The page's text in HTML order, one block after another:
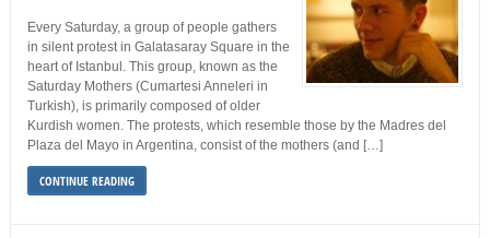
Every Saturday, a group of people gathers
in silent protest in Galatasaray Square in the
heart of Istanbul. This group, known as the
Saturday Mothers (Cumartesi Anneleri in
Turkish), is primarily composed of older
Kurdish women. The protests, which resemble those by the Madres del
Plaza del Mayo in Argentina, consist of the mothers (and […]
CONTINUE READING